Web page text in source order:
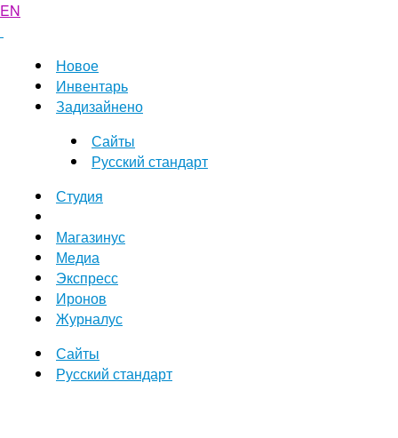
EN
Новое
Инвентарь
Задизайнено
Сайты
Русский стандарт
Студия
Магазинус
Медиа
Экспресс
Иронов
Журналус
Сайты
Русский стандарт